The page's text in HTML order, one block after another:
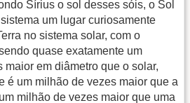
Sírius o sol desses sóis, o Sol
um lugar curiosamente
no sistema solar, com o
quase exatamente um
maior em diâmetro que o solar,
é um milhão de vezes maior que a
milhão de vezes maior que uma